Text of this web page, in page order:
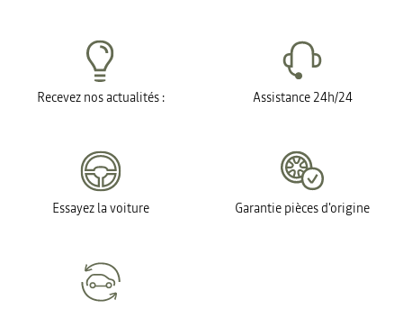
Recevez nos actualités : Assistance 24h/24
Essayez la voiture Garantie pièces d'origine